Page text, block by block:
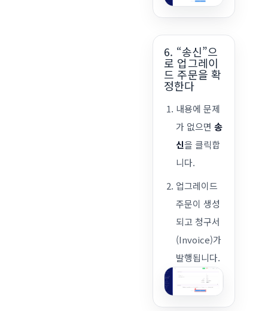
6. “송신”으
로 업그레이
드 주문을 확
정한다
내용에 문제
가 없으면송
신을 클릭합
니다.
업그레이드
주문이 생성
되고 청구서
(Invoice)가
발행됩니다.